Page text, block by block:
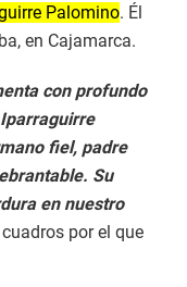
Palomino. Él
en Cajamarca.
con profundo
fiel, padre
Su
en nuestro
por el que